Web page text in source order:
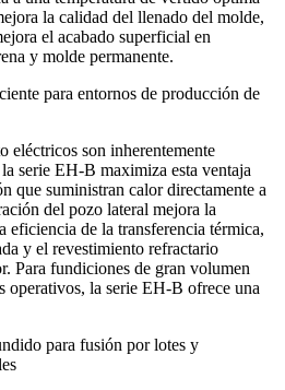
la calidad del llenado del molde,
el acabado superficial en
y molde permanente.
para entornos de producción de
eléctricos son inherentemente
serie EH-B maximiza esta ventaja
que suministran calor directamente a
del pozo lateral mejora la
eficiencia de la transferencia térmica,
y el revestimiento refractario
Para fundiciones de gran volumen
operativos, la serie EH‑B ofrece una
para fusión por lotes y